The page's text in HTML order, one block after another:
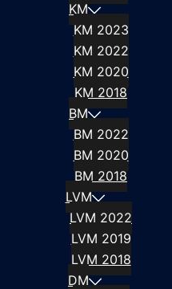
KM
KM 2023
KM 2022
KM 2020
KM 2018
BM
BM 2022
BM 2020
BM 2018
LVM
LVM 2022
LVM 2019
LVM 2018
DM